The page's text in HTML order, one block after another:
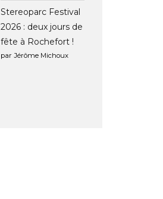
Stereoparc Festival
2026 : deux jours de
fête à Rochefort !
par Jérôme Michoux